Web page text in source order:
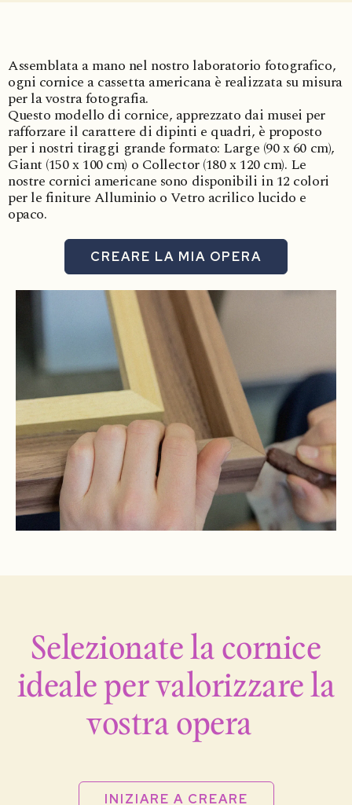
Assemblata a mano nel nostro laboratorio fotografico,
ogni cornice a cassetta americana è realizzata su misura
per la vostra fotografia.
Questo modello di cornice, apprezzato dai musei per
rafforzare il carattere di dipinti e quadri, è proposto
per i nostri tiraggi grande formato: Large (90 x 60 cm),
Giant (150 x 100 cm) o Collector (180 x 120 cm). Le
nostre cornici americane sono disponibili in 12 colori
per le finiture Alluminio o Vetro acrilico lucido e
opaco.
CREARE LA MIA OPERA
Selezionate la cornice
ideale per valorizzare la
vostra opera
INIZIARE A CREARE